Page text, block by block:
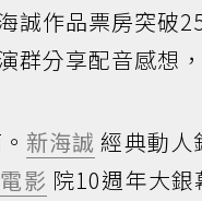
誠作品票房突破
群分享配音感想
新海誠 經典動人
電影 院10週年大銀